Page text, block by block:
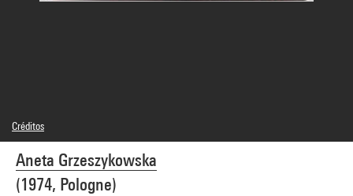
Aneta Grzeszykowska
(1974, Pologne)
Créditos
© Aneta Grzeszykowska
Créditos fotográficos : Centre Pompidou, MNAM-CCI/Georges Meguerditchian/Dist.
GrandPalaisRmn
Referencia de la imagen : 4N75951